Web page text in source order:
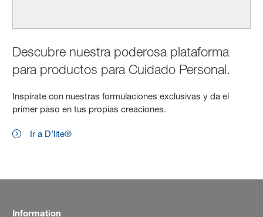
Descubre nuestra poderosa plataforma
para productos para Cuidado Personal.
Inspírate con nuestras formulaciones exclusivas y da el
primer paso en tus propias creaciones.
Ir a D’lite®
Information